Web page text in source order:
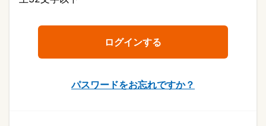
パスワードをお忘れですか？